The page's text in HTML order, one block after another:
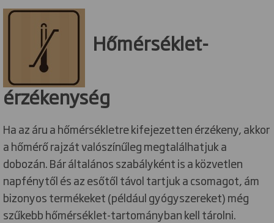
Hőmérséklet-
érzékenység
Ha az áru a hőmérsékletre kifejezetten érzékeny, akkor
a hőmérő rajzát valószínűleg megtalálhatjuk a
dobozán. Bár általános szabályként is a közvetlen
napfénytől és az esőtől távol tartjuk a csomagot, ám
bizonyos termékeket (például gyógyszereket) még
szűkebb hőmérséklet-tartományban kell tárolni.